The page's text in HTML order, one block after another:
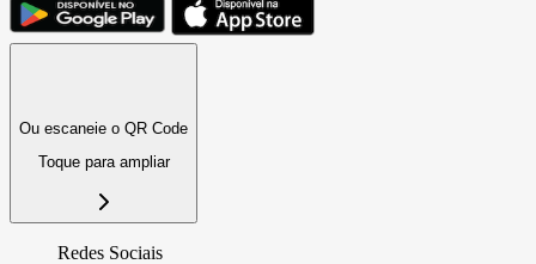
Ou escaneie o QR Code
Toque para ampliar
Redes Sociais